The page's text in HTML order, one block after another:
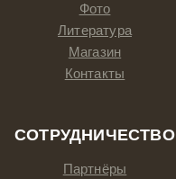
Фото
Литература
Магазин
Контакты
СОТРУДНИЧЕСТВО
Партнёры